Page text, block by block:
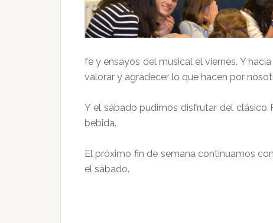
fe y ensayos del musical el viernes. Y
valorar y agradecer lo que hacen por
Y el sábado pudimos disfrutar del clásico
bebida.
El próximo fin de semana continuamos
el sábado.